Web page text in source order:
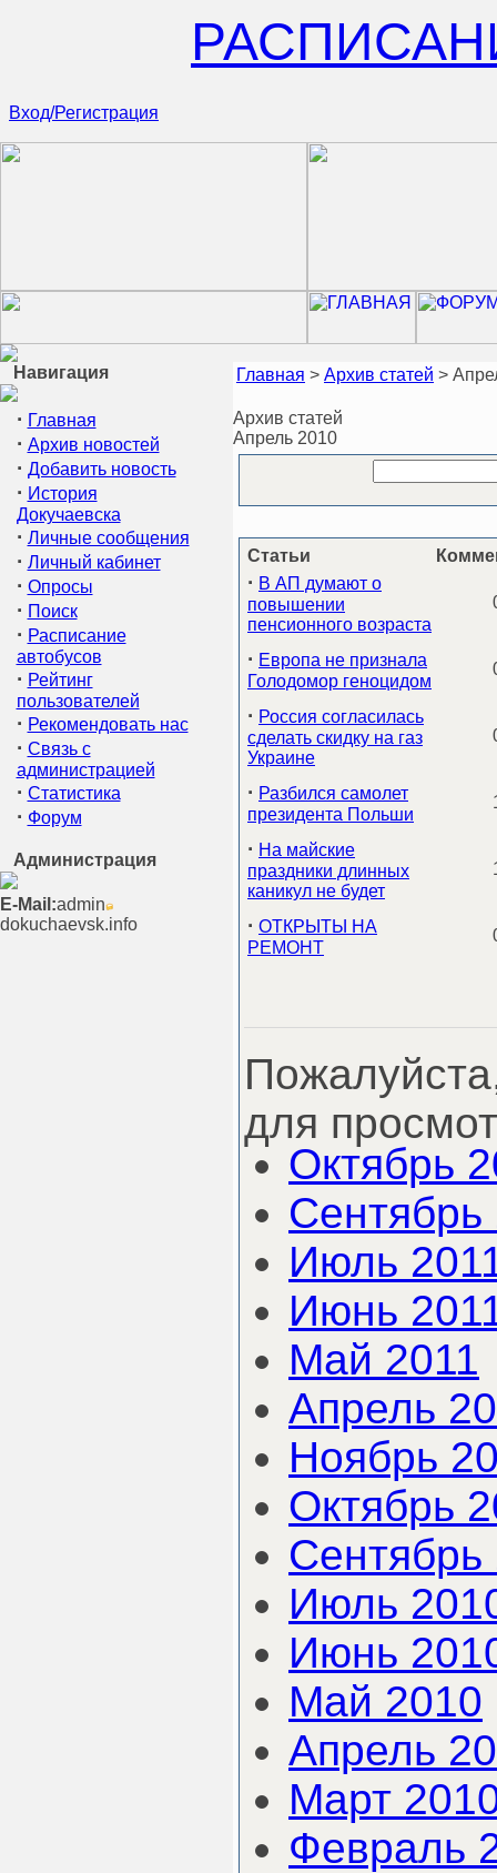
Вход/Регистрация
Навигация
· Главная
· Архив новостей
· Добавить новость
· История
Докучаевска
· Личные сообщения
· Личный кабинет
· Опросы
· Поиск
· Расписание
автобусов
· Рейтинг
пользователей
· Рекомендовать нас
· Связь с
администрацией
· Статистика
· Форум
Администрация
E-Mail:admin
dokuchaevsk.info
Главная > Архив статей >
Архив статей
Апрель 2010
Статьи
· В АП думают о
повышении
пенсионного возраста
· Европа не признала
Голодомор геноцидом
· Россия согласилась
сделать скидку на газ
Украине
· Разбился самолет
президента Польши
· На майские
праздники длинных
каникул не будет
· ОТКРЫТЫ НА
РЕМОНТ
для
Октябрь
Сентябрь
Июль
Июнь
Май 2011
Апрель
Ноябрь
Октябрь
Сентябрь
Июль
Июнь
Май 2010
Апрель
Март
Февраль